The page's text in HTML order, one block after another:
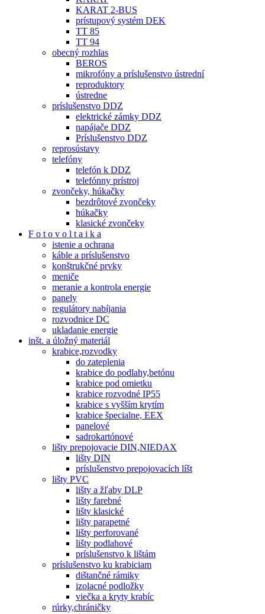
KARAT 2-BUS
prístupový systém DEK
TT 85
TT 94
obecný rozhlas
BEROS
mikrofóny a príslušenstvo ústrední
reproduktory
ústredne
príslušenstvo DDZ
elektrické zámky DDZ
napájače DDZ
Príslušenstvo DDZ
reprosústavy
telefóny
telefón k DDZ
telefónny prístroj
zvončeky, húkačky
bezdrôtové zvončeky
húkačky
klasické zvončeky
F o t o v o l t a i k a
istenie a ochrana
káble a príslušenstvo
konštrukčné prvky
meniče
meranie a kontrola energie
panely
regulátory nabíjania
rozvodnice DC
ukladanie energie
inšt. a úložný materiál
krabice,rozvodky
do zateplenia
krabice do podlahy,betónu
krabice pod omietku
krabice rozvodné IP55
krabice s vyšším krytím
krabice špecialne, EEX
panelové
sadrokartónové
lišty prepojovacie DIN,NIEDAX
lišty DIN
príslušenstvo prepojovacích líšt
lišty PVC
lišty a žľaby DLP
lišty farebné
lišty klasické
lišty parapetné
lišty perforované
lišty podlahové
príslušenstvo k lištám
príslušenstvo ku krabiciam
dištančné rámiky
izolacné podložky
viečka a kryty krabíc
rúrky,chráničky